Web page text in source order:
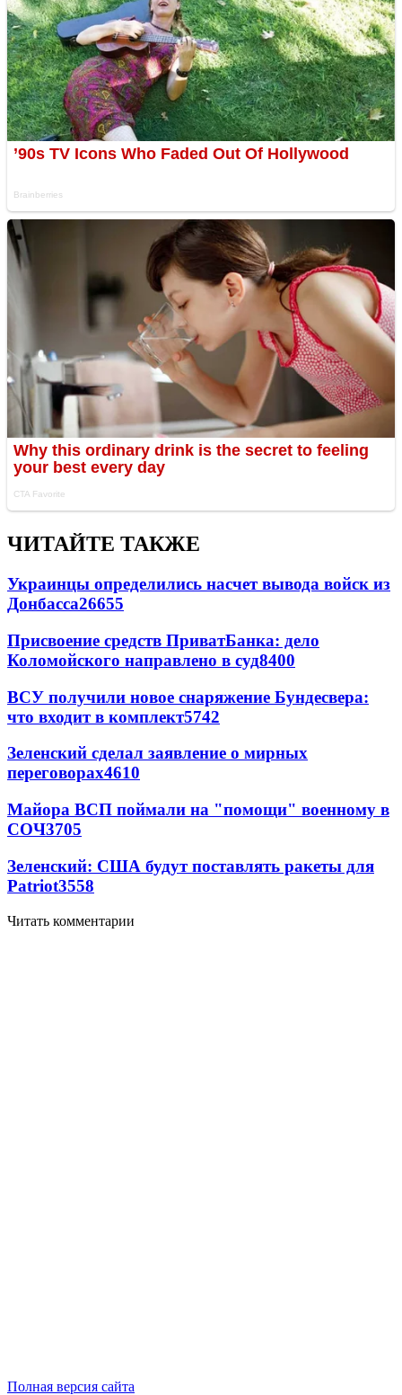
ЧИТАЙТЕ ТАКЖЕ
Украинцы определились насчет вывода войск из
Донбасса26655
Присвоение средств ПриватБанка: дело
Коломойского направлено в суд8400
ВСУ получили новое снаряжение Бундесвера:
что входит в комплект5742
Зеленский сделал заявление о мирных
переговорах4610
Майора ВСП поймали на "помощи" военному в
СОЧ3705
Зеленский: США будут поставлять ракеты для
Patriot3558
Читать комментарии
Полная версия сайта